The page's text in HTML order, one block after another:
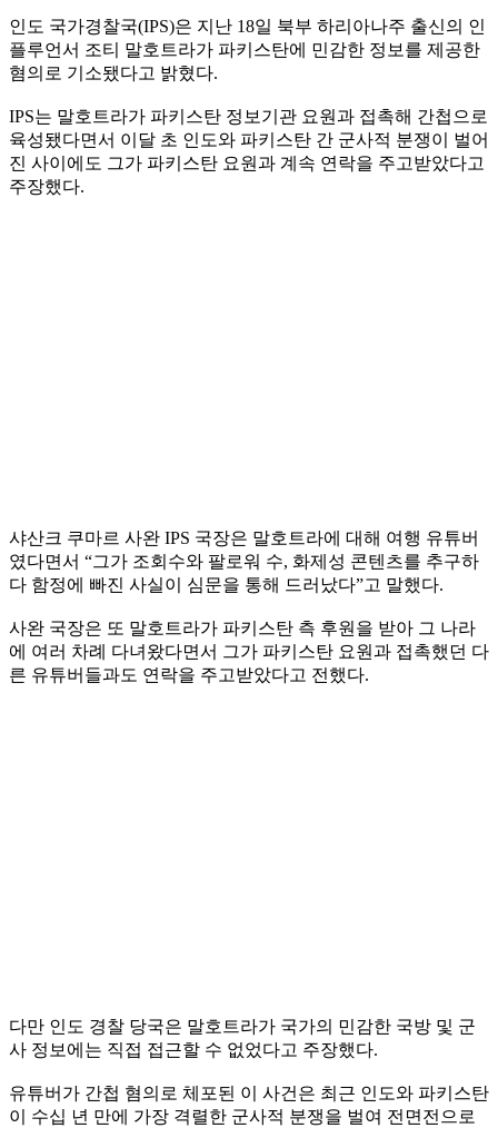
인도 국가경찰국(IPS)은 지난 18일 북부 하리아나주 출신의 인
플루언서 조티 말호트라가 파키스탄에 민감한 정보를 제공한
혐의로 기소됐다고 밝혔다.
IPS는 말호트라가 파키스탄 정보기관 요원과 접촉해 간첩으로
육성됐다면서 이달 초 인도와 파키스탄 간 군사적 분쟁이 벌어
진 사이에도 그가 파키스탄 요원과 계속 연락을 주고받았다고
주장했다.
샤산크 쿠마르 사완 IPS 국장은 말호트라에 대해 여행 유튜버
였다면서 “그가 조회수와 팔로워 수, 화제성 콘텐츠를 추구하
다 함정에 빠진 사실이 심문을 통해 드러났다”고 말했다.
사완 국장은 또 말호트라가 파키스탄 측 후원을 받아 그 나라
에 여러 차례 다녀왔다면서 그가 파키스탄 요원과 접촉했던 다
른 유튜버들과도 연락을 주고받았다고 전했다.
다만 인도 경찰 당국은 말호트라가 국가의 민감한 국방 및 군
사 정보에는 직접 접근할 수 없었다고 주장했다.
유튜버가 간첩 혐의로 체포된 이 사건은 최근 인도와 파키스탄
이 수십 년 만에 가장 격렬한 군사적 분쟁을 벌여 전면전으로